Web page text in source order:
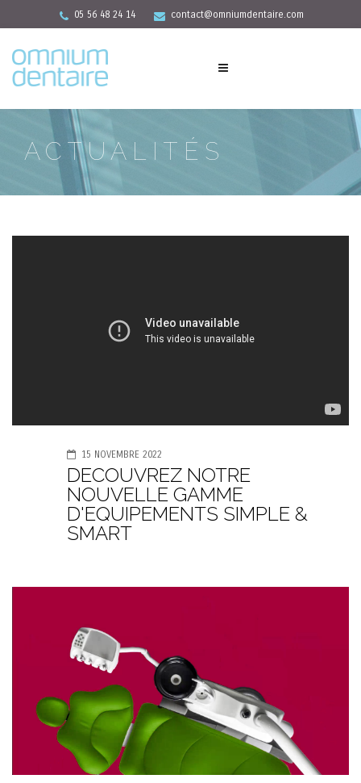
05 56 48 24 14 contact@omniumdentaire.com
ACTUALITÉS
15 NOVEMBRE 2022
DECOUVREZ NOTRE
NOUVELLE GAMME
D'EQUIPEMENTS SIMPLE &
SMART